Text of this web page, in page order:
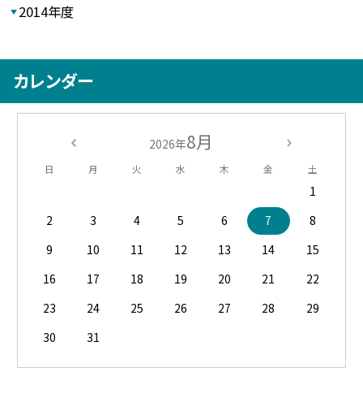
2014年度
カレンダー
2026年8月
日 月 火 水 木 金 土
1
2
3 4 5 6 7
8
9
10 11 12 13 14
15
16
17 18 19 20 21
22
23
24 25 26 27 28
29
30
31